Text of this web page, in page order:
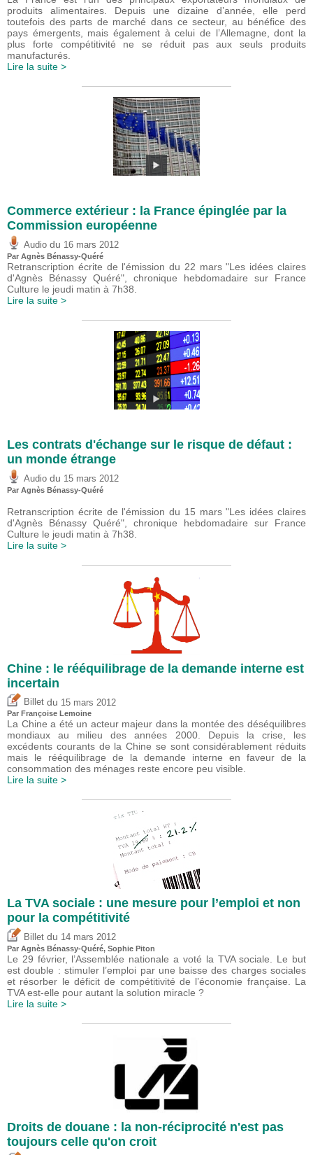
produits alimentaires. Depuis une dizaine d’année, elle perd
toutefois des parts de marché dans ce secteur, au bénéfice des
pays émergents, mais également à celui de l’Allemagne, dont la
plus forte compétitivité ne se réduit pas aux seuls produits
manufacturés.
Lire la suite >
Commerce extérieur : la France épinglée par la
Commission européenne
Audio du 16 mars 2012
Par Agnès Bénassy-Quéré
Retranscription écrite de l'émission du 22 mars "Les idées claires
d'Agnès Bénassy Quéré", chronique hebdomadaire sur France
Culture le jeudi matin à 7h38.
Lire la suite >
Les contrats d'échange sur le risque de défaut :
un monde étrange
Audio du 15 mars 2012
Par Agnès Bénassy-Quéré
Retranscription écrite de l'émission du 15 mars "Les idées claires
d'Agnès Bénassy Quéré", chronique hebdomadaire sur France
Culture le jeudi matin à 7h38.
Lire la suite >
Chine : le rééquilibrage de la demande interne est
incertain
Billet du 15 mars 2012
Par Françoise Lemoine
La Chine a été un acteur majeur dans la montée des déséquilibres
mondiaux au milieu des années 2000. Depuis la crise, les
excédents courants de la Chine se sont considérablement réduits
mais le rééquilibrage de la demande interne en faveur de la
consommation des ménages reste encore peu visible.
Lire la suite >
La TVA sociale : une mesure pour l’emploi et non
pour la compétitivité
Billet du 14 mars 2012
Par Agnès Bénassy-Quéré, Sophie Piton
Le 29 février, l’Assemblée nationale a voté la TVA sociale. Le but
est double : stimuler l’emploi par une baisse des charges sociales
et résorber le déficit de compétitivité de l’économie française. La
TVA est-elle pour autant la solution miracle ?
Lire la suite >
Droits de douane : la non-réciprocité n'est pas
toujours celle qu'on croit